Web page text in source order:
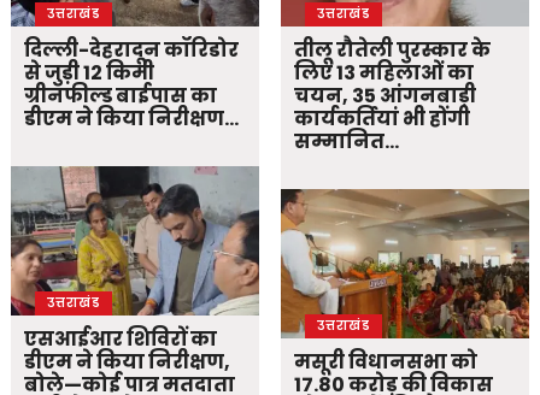
उत्तराखंड
दिल्ली-देहरादून कॉरिडोर
से जुड़ी 12 किमी
ग्रीनफील्ड बाईपास का
डीएम ने किया निरीक्षण…
उत्तराखंड
एसआईआर शिविरों का
डीएम ने किया निरीक्षण,
बोले—कोई पात्र मतदाता
उत्तराखंड
तीलू रौतेली पुरस्कार के
लिए 13 महिलाओं का
चयन, 35 आंगनबाड़ी
कार्यकर्तियां भी होंगी
सम्मानित…
उत्तराखंड
मसूरी विधानसभा को
17.80 करोड़ की विकास